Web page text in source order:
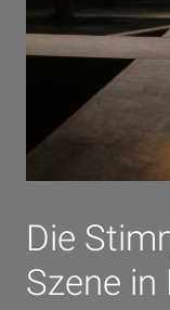
Die
Szene in